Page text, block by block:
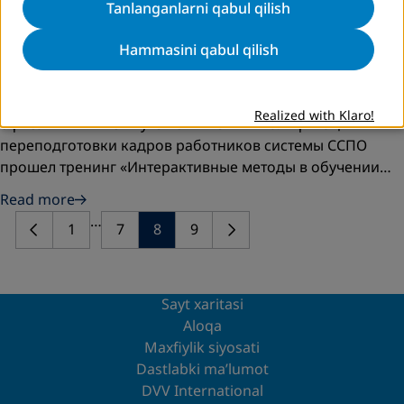
международной журналистики УзГУМЯ, кандидат
филологических наук
Отдача от тренинга…
офиса DVV в Институте повышения квалификации и
переподготовки кадров работников системы ССПО
прошел тренинг «Интерактивные методы в обучении…
Read more
1
… 7 8 9
Sayt xaritasi
Aloqa
Maxfiylik siyosati
Dastlabki ma’lumot
DVV International
Tanlanganlarni qabul qilish
Hammasini qabul qilish
Realized with Klaro!